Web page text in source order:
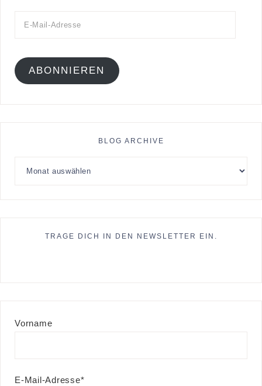
ABONNIEREN
BLOG ARCHIVE
TRAGE DICH IN DEN NEWSLETTER EIN.
Vorname
E-Mail-Adresse*